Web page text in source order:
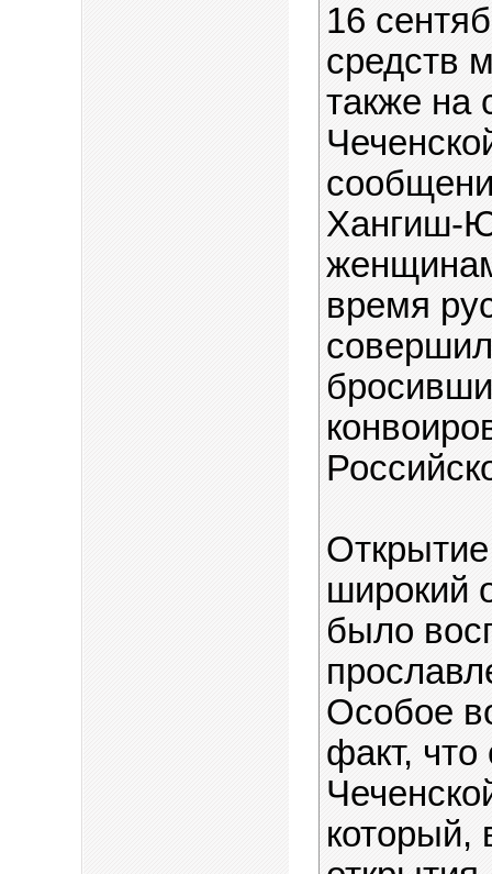
16
средств
также на
Хангиш-
время
широкий
было
Особое
факт, что
который,